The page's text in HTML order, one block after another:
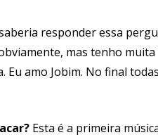
responder essa
mas tenho
Eu amo Jobim. No final
Esta é a primeira